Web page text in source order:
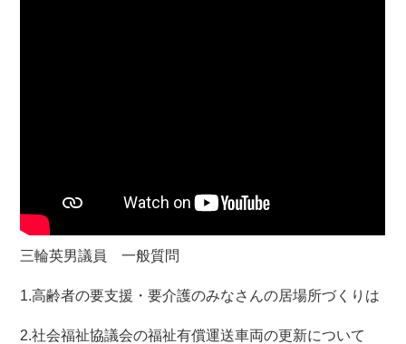
三輪英男議員 一般質問
1.高齢者の要支援・要介護のみなさんの居場所づくりは
2.社会福祉協議会の福祉有償運送車両の更新について